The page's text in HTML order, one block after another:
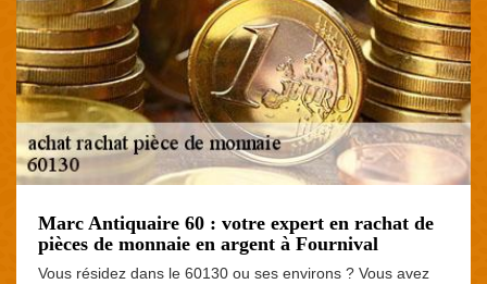
Marc Antiquaire 60 : votre expert en rachat de
pièces de monnaie en argent à Fournival
Vous résidez dans le 60130 ou ses environs ? Vous avez